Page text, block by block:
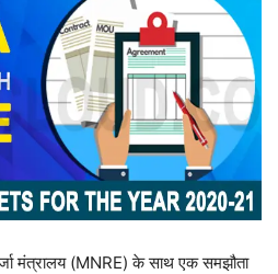
मंत्रालय (MNRE) के साथ एक समझौता